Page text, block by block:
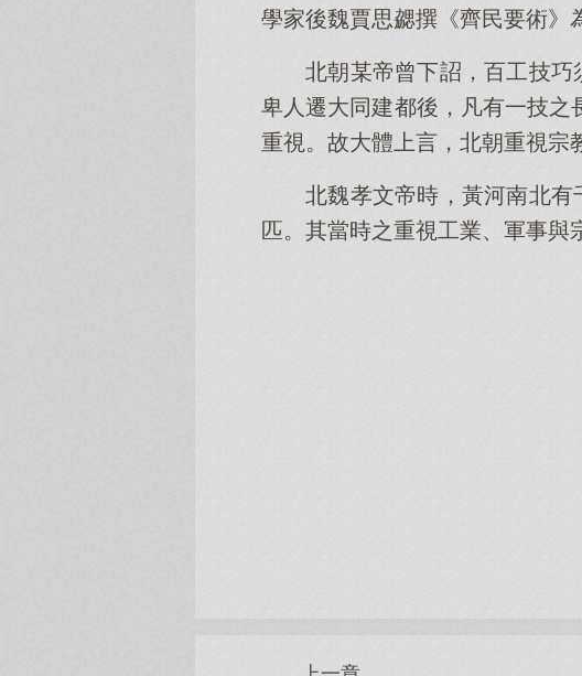
學家後魏賈思勰撰《齊民要術》
北朝某帝曾下詔，百工技
卑人遷大同建都後，凡有一技
重視。故大體上言，北朝重視宗
北魏孝文帝時，黃河南北
匹。其當時之重視工業、軍事與